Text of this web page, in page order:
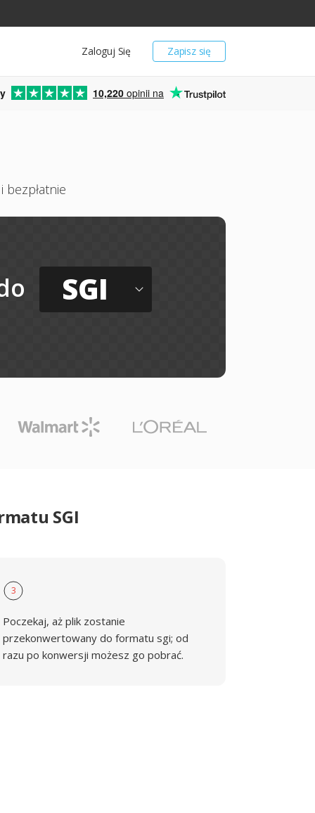
Zapisz się
Zaloguj Się
10,220 opinii na
SGI
SGI
3
Poczekaj, aż plik zostanie
przekonwertowany do formatu sgi; od
razu po konwersji możesz go pobrać.